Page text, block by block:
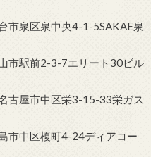
泉区泉中央4-1-5SAKAE泉
市駅前2-3-7エリート30ビル
屋市中区栄3-15-33栄ガス
中区榎町4-24ディアコー